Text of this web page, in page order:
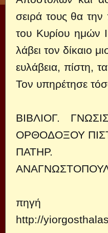
σειρά τους θα
του Κυρίου ημών
λάβει τον δίκαιο
ευλάβεια, πίστη,
Τον υπηρέτησε
ΒΙΒΛΙΟΓ.
ΟΡΘΟΔΟΞΟΥ
ΠΑΤΗΡ.
πηγή
http://